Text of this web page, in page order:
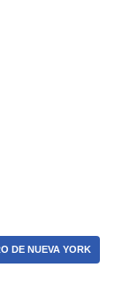
DE NUEVA YORK